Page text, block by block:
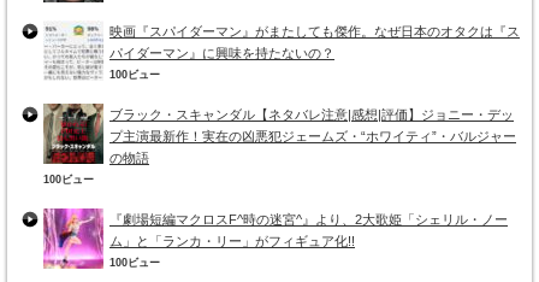
映画『スパイダーマン』がまたしても傑作。なぜ日本のオタクは『ス
パイダーマン』に興味を持たないの？
100ビュー
ブラック・スキャンダル【ネタバレ注意|感想|評価】ジョニー・デッ
プ主演最新作！実在の凶悪犯ジェームズ・“ホワイティ”・バルジャー
の物語
100ビュー
『劇場短編マクロスF^時の迷宮^』より、2大歌姫「シェリル・ノー
ム」と「ランカ・リー」がフィギュア化!!
100ビュー